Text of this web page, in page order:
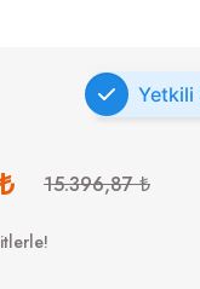
Yetkili
15.396,87 ₺